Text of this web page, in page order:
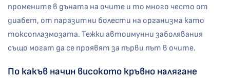
промените в дъната на очите и то много често от
диабет, от паразитни болести на организма като
токсоплазмозата. Тежки автоимунни заболявания
също могат да се проявят за първи път в очите.
По какъв начин високото кръвно налягане